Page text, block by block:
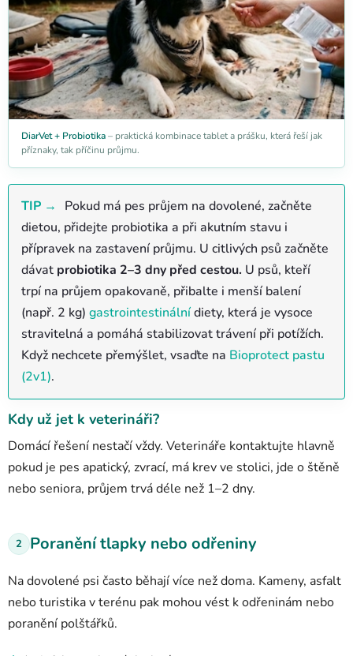
DiarVet + Probiotika– praktická kombinace tablet a prášku, která řeší jak
příznaky, tak příčinu průjmu.
TIP →
Pokud má pes průjem na dovolené, začněte
dietou, přidejte probiotika a při akutním stavu i
přípravek na zastavení průjmu. U citlivých psů začněte
dávat probiotika 2–3 dny před cestou. U psů, kteří
trpí na průjem opakovaně, přibalte i menší balení
(např. 2 kg) gastrointestinálnídiety, která je vysoce
stravitelná a pomáhá stabilizovat trávení při potížích.
Když nechcete přemýšlet, vsaďte na Bioprotect pastu
(2v1).
Kdy už jet k veterináři?
Domácí řešení nestačí vždy. Veterináře kontaktujte hlavně
pokud je pes apatický, zvrací, má krev ve stolici, jde o štěně
nebo seniora, průjem trvá déle než 1–2 dny.
2 Poranění tlapky nebo odřeniny
Na dovolené psi často běhají více než doma. Kameny, asfalt
nebo turistika v terénu pak mohou vést k odřeninám nebo
poranění polštářků.